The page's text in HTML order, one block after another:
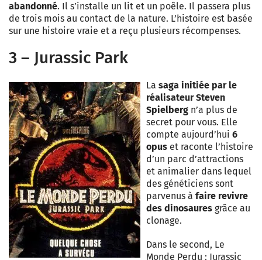
abandonné. Il s’installe un lit et un poêle. Il passera plus
de trois mois au contact de la nature. L’histoire est basée
sur une histoire vraie et a reçu plusieurs récompenses.
3 – Jurassic Park
La saga initiée par le
réalisateur Steven
Spielberg n’a plus de
secret pour vous. Elle
compte aujourd’hui 6
opus et raconte l’histoire
d’un parc d’attractions
et animalier dans lequel
des généticiens sont
parvenus à faire revivre
des dinosaures grâce au
clonage.
Dans le second, Le
Monde Perdu : Jurassic